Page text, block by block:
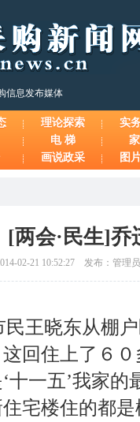
信息发布媒体
理论探索
实
电 梯
画说政采 图
[两会·民生]乔
02-21 10:52:27 发布：管理
民王晓东从棚
回住上了６
‘十一五’我
宅楼住的都